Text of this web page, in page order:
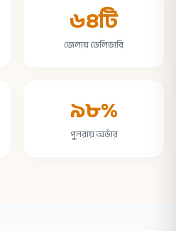
৬৪টি
জেলায় ডেলিভারি
৯৮%
পুনরায় অর্ডার